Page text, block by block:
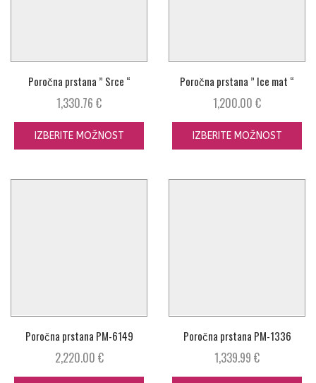
Poročna prstana ” Srce “
1,330.76 €
IZBERITE MOŽNOST
Poročna prstana ” Ice mat “
1,200.00 €
IZBERITE MOŽNOST
Poročna prstana PM-6149
2,220.00 €
Poročna prstana PM-1336
1,339.99 €